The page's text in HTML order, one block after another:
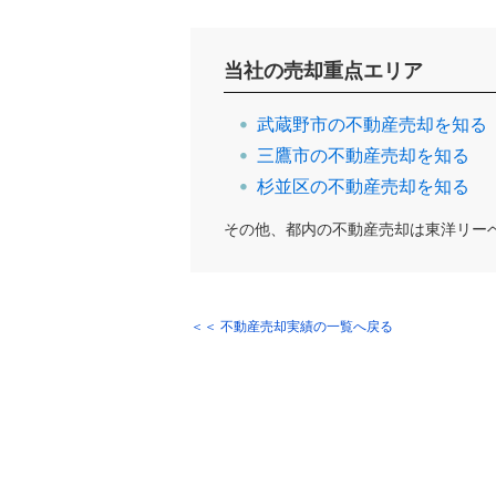
当社の売却重点エリア
武蔵野市の不動産売却を知る
三鷹市の不動産売却を知る
杉並区の不動産売却を知る
その他、都内の不動産売却は東洋リー
＜＜ 不動産売却実績の一覧へ戻る